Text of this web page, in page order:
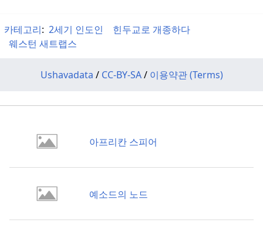
카테고리: 2세기 인도인
힌두교로 개종하다
웨스턴 새트랩스
Ushavadata / CC-BY-SA/ 이용약관 (Terms)
아프리칸 스피어
예소드의 노드